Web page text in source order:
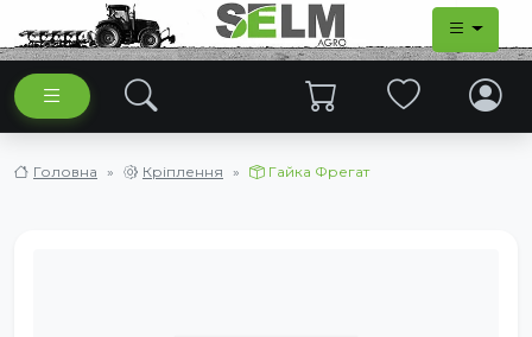
Головна Кріплення Гайка Фрегат